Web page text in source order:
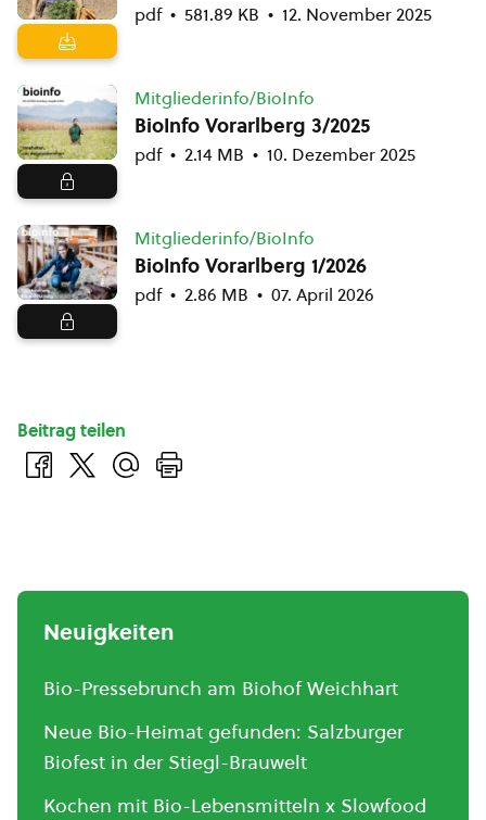
pdf 581.89 KB 12. November 2025
Mitgliederinfo/BioInfo
BioInfo Vorarlberg 3/2025
pdf 2.14 MB 10. Dezember 2025
Mitgliederinfo/BioInfo
BioInfo Vorarlberg 1/2026
pdf 2.86 MB 07. April 2026
Beitrag teilen
Neuigkeiten
Bio-Pressebrunch am Biohof Weichhart
Neue Bio-Heimat gefunden: Salzburger
Biofest in der Stiegl-Brauwelt
Kochen mit Bio-Lebensmitteln x Slowfood